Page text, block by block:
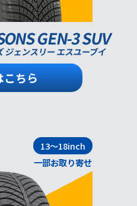
GEN-3 SUV
ジェンスリー エスユーブイ
こちら
13～18inch
一部お取り寄せ